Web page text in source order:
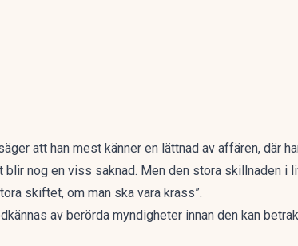
att han mest känner en lättnad av affären, där
blir nog en viss saknad. Men den stora skillnaden
skiftet, om man ska vara krass”.
av berörda myndigheter innan den kan